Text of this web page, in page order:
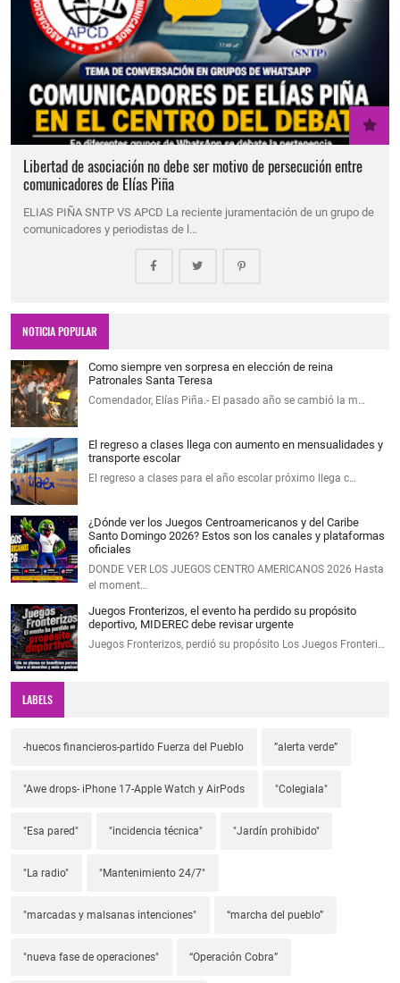
Libertad de asociación no debe ser motivo de persecución entre
comunicadores de Elías Piña
ELIAS PIÑA SNTP VS APCD La reciente juramentación de un grupo de
comunicadores y periodistas de l…
NOTICIA POPULAR
Como siempre ven sorpresa en elección de reina
Patronales Santa Teresa
Comendador, Elías Piña.- El pasado año se cambió la m…
El regreso a clases llega con aumento en mensualidades y
transporte escolar
El regreso a clases para el año escolar próximo llega c…
¿Dónde ver los Juegos Centroamericanos y del Caribe
Santo Domingo 2026? Estos son los canales y plataformas
oficiales
DONDE VER LOS JUEGOS CENTRO AMERICANOS 2026 Hasta
el moment…
Juegos Fronterizos, el evento ha perdido su propósito
deportivo, MIDEREC debe revisar urgente
Juegos Fronterizos, perdió su propósito Los Juegos Fronteri…
LABELS
-huecos financieros-partido Fuerza del Pueblo ”alerta verde”
"Awe drops- iPhone 17-Apple Watch y AirPods "Colegiala"
"Esa pared" "incidencia técnica" "Jardín prohibido"
"La radio" "Mantenimiento 24/7"
"marcadas y malsanas intenciones" “marcha del pueblo”
"nueva fase de operaciones" “Operación Cobra”